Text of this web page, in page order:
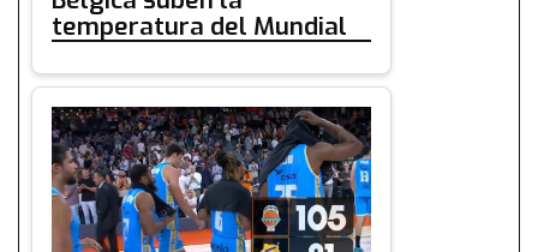
temperatura del Mundial